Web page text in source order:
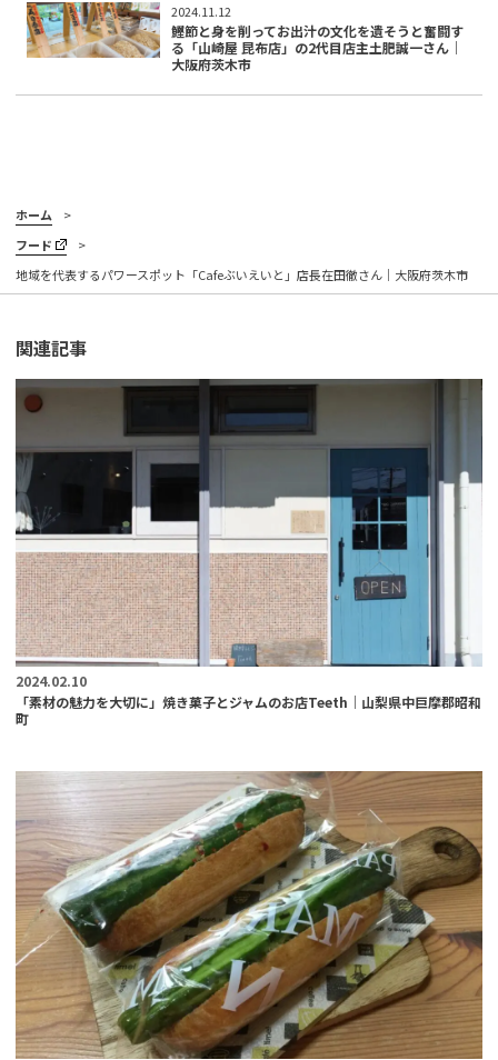
2024.11.12
鰹節と身を削ってお出汁の文化を遺そうと奮闘す
る「山崎屋 昆布店」の2代目店主土肥誠一さん｜
大阪府茨木市
ホーム
フード
地域を代表するパワースポット「Cafeぶいえいと」店長在田徹さん｜大阪府茨木市
関連記事
2024.02.10
「素材の魅力を大切に」焼き菓子とジャムのお店Teeth｜山梨県中巨摩郡昭和
町